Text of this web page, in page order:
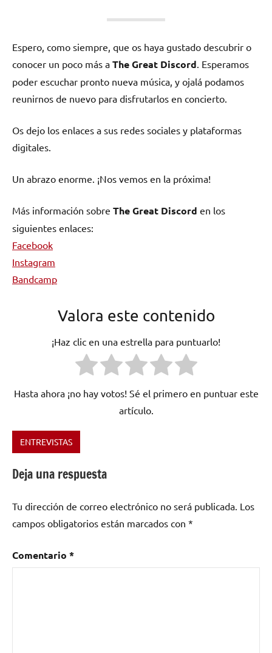
Espero, como siempre, que os haya gustado descubrir o
conocer un poco más a The Great Discord . Esperamos
poder escuchar pronto nueva música, y ojalá podamos
reunirnos de nuevo para disfrutarlos en concierto.
Os dejo los enlaces a sus redes sociales y plataformas
digitales.
Un abrazo enorme. ¡Nos vemos en la próxima!
Más información sobre The Great Discord en los
siguientes enlaces:
Facebook
Instagram
Bandcamp
Valora este contenido
¡Haz clic en una estrella para puntuarlo!
Hasta ahora ¡no hay votos! Sé el primero en puntuar este
artículo.
Etiquetado
Metal
metal,
Suecia,
great
ENTREVISTAS
Deja una respuesta
Tu dirección de correo electrónico no será publicada. Los
campos obligatorios están marcados con *
Comentario *